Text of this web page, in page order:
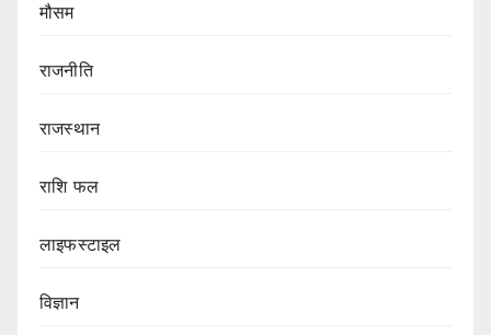
मौसम
राजनीति
राजस्थान
राशि फल
लाइफस्टाइल
विज्ञान